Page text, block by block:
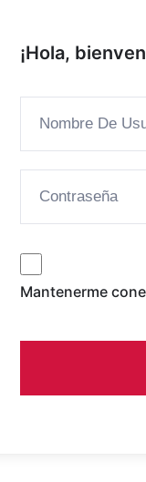
¡Hola,
Mantenerme